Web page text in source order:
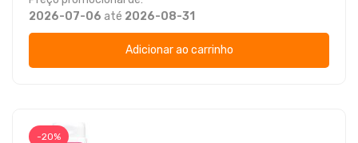
2026-07-06 até 2026-08-31
Adicionar ao carrinho
-20%